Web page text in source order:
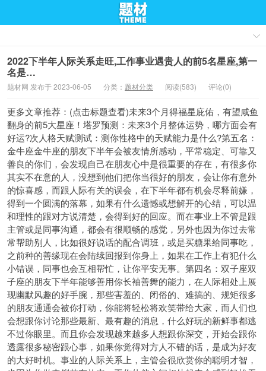
2022下半年人际关系走旺,工作事业遇贵人的前5名星座,第一
名是…
题材网 发布于 2023-06-05 分类： 题材分类 阅读(583) 评论(0)
更多文章推荐：(点击标题查看)未来3个月得福星庇佑，有望咸鱼
翻身的前5大星座！塔罗预测：未来3个月整体运势，哪方面会有
好运?次人格天赋测试：测你性格中的天赋能力是什么?第五名：
金牛座金牛座的朋友下半年会被友情所感动，平常稳定、可靠又
善良的你们，会发现自己在朋友心中是很重要的存在，有很多你
其实不在意的人，没想到他们把你当很好的朋友，会让你有意外
的惊喜感，而跟人际有关的误会，在下半年都有机会尽释前嫌，
得到一个圆满的落幕，如果有什么遗憾或想解开的心结，可以温
和理性的跟对方说清楚，会得到好的回应。而在事业上不管是跟
主管或是同事沟通，都会有很顺畅的感觉，另外也因为你过去常
常帮助别人，比如很好说话的配合调班，或是买糖果给同事吃，
之前种的善缘现在会陆续回报到你身上，如果在工作上有犯什么
小错误，同事也会互相帮忙，让你平安无事。第四名：双子座双
子座的朋友下半年能够善用你长袖善舞的能力，在人际相处上展
现幽默风趣的好手腕，那些害羞的、闭俗的、难搞的、规矩很多
的朋友通通会被你打动，你能将轻松将欢笑带给大家，而人们也
会想跟你讨论那些最新、最有趣的消息，什么好玩的新鲜事都逃
不过你眼里。而且你会发现越来越多人想跟你深交，开始会跟你
透露很多秘密跟心事，如果你觉得对方人不错的话，是成为好友
的大好时机。事业的人际关系上，主管会很欣赏你的聪明才智，